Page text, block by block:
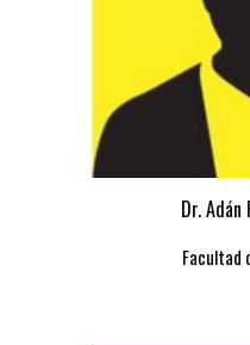
Dr. Adán
Facultad